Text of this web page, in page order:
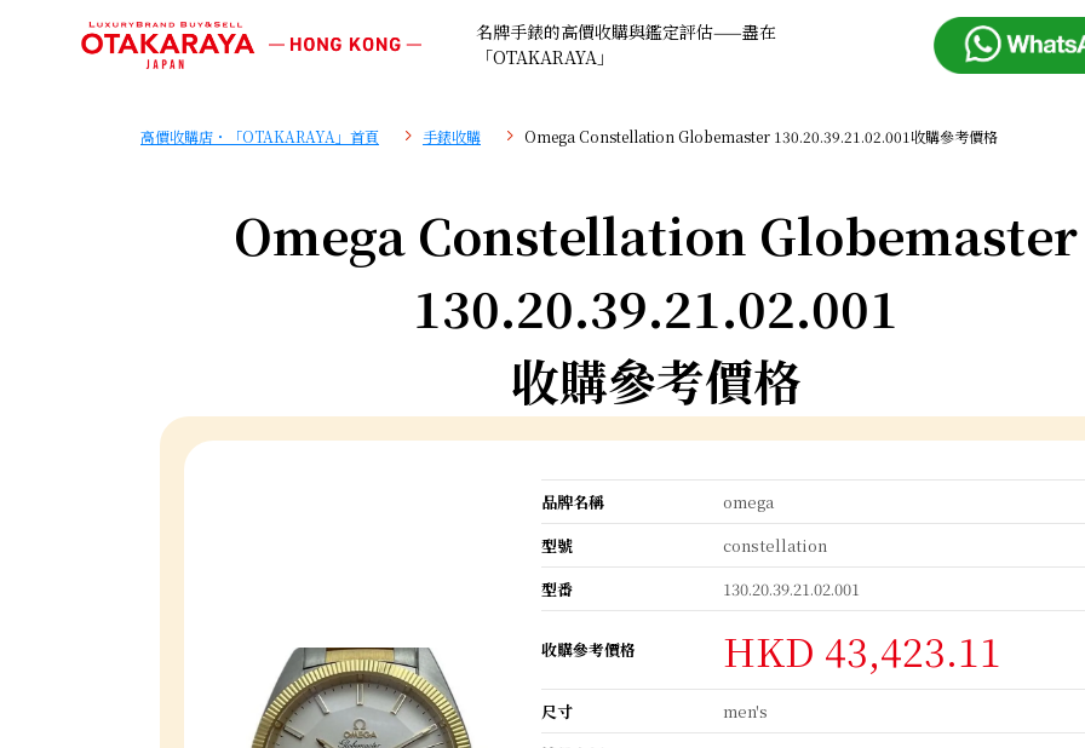
名牌手錶的高價收購與鑑定評估——盡在
「OTAKARAYA」
高價收購店・「OTAKARAYA」首頁 手錶收購 Omega Constellation Globemaster 130.20.39.21.02.001收購參考價格
Omega Constellation Globemaster
130.20.39.21.02.001
收購參考價格
品牌名稱
omega
型號
constellation
型番
130.20.39.21.02.001
收購參考價格 HKD 43,423.11
尺寸
men's